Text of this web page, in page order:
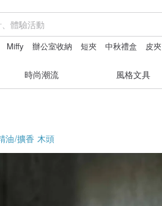
Miffy 辦公室收納 短夾 中秋禮盒 皮夾
時尚潮流 風格文具
油/擴香 木頭